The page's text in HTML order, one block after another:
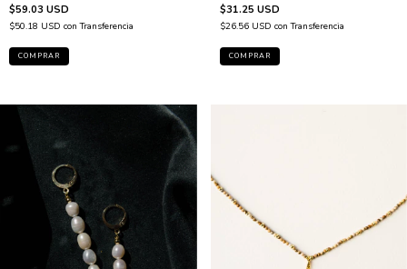
$59.03 USD
$50.18 USD con Transferencia
$31.25 USD
$26.56 USD con Transferencia